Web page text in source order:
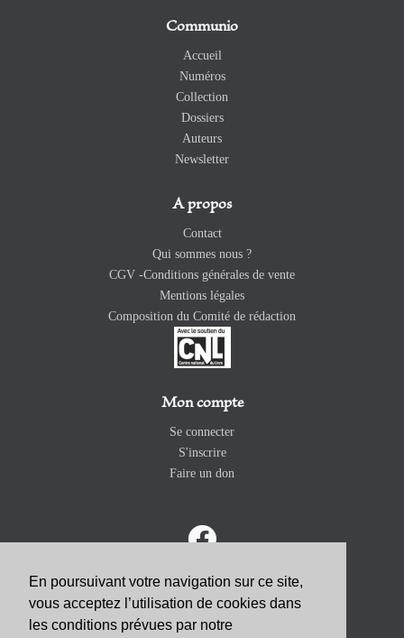
En poursuivant votre navigation sur ce site,
vous acceptez l’utilisation de cookies dans
les conditions prévues par notre
Communio
Accueil
Numéros
Collection
Dossiers
Auteurs
Newsletter
A propos
Contact
Qui sommes nous ?
CGV -Conditions générales de vente
Mentions légales
Composition du Comité de rédaction
Mon compte
Se connecter
S'inscrire
Faire un don
ABONNEZ-VOUS